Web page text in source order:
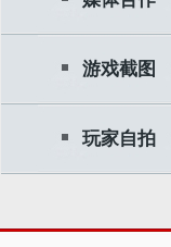
游戏截图
玩家自拍